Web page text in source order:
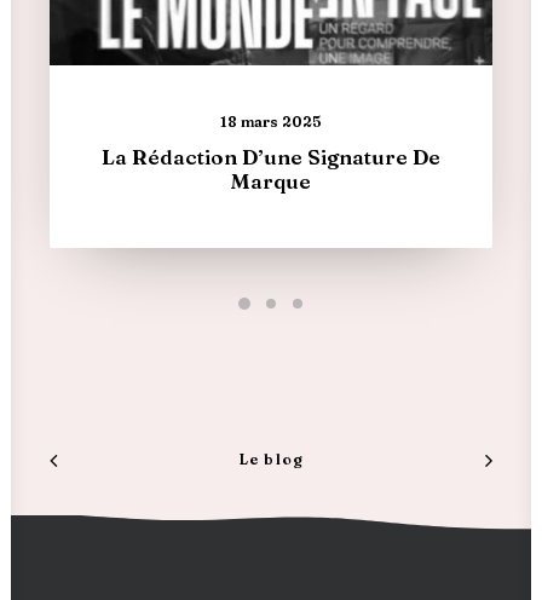
18 mars 2025
La Rédaction D’une Signature De
Marque
Le blog